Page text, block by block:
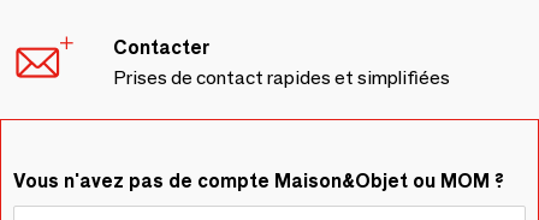
Contacter
Prises de contact rapides et simplifiées
Vous n'avez pas de compte Maison&Objet ou MOM ?